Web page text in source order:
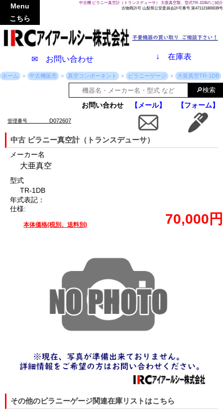
中古機 ピラニー真空計（トランスデューサ） 大亜真空製、型式TR-1DBのご紹介
古物商許可 山梨県公安委員会許可番号 第471121800039号
✉ お問い合わせ ↓ 在庫表
Menu
こちら
ホーム 中古機販売 真空コンポーネント ピラニーゲージ 大亜真空TR-1DB
お問い合わせ 【メール】 【フォーム】
管理番号 D072607
中古 ピラニー真空計（トランスデューサ）
メーカー名
大亜真空
型式
TR-1DB
年式表記：
仕様:
本体価格(税別、送料別) 70,000円
その他のピラニーゲージ関連在庫リストはこちら